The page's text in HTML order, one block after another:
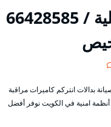
فني تركيب بدالات اشبيلية / 66428585
بدالات انتركم كاميرات مراقبة
امنية في الكويت نوفر أفضل